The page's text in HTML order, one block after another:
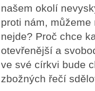
našem okolí
proti nám,
nejde? Proč chce
otevřenější a
ve své církvi bude
zbožných řečí